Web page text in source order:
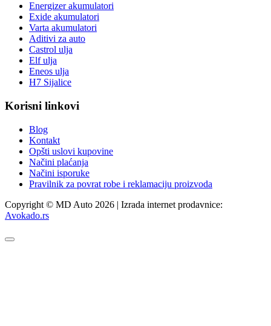
Energizer akumulatori
Exide akumulatori
Varta akumulatori
Aditivi za auto
Castrol ulja
Elf ulja
Eneos ulja
H7 Sijalice
Korisni linkovi
Blog
Kontakt
Opšti uslovi kupovine
Načini plaćanja
Načini isporuke
Pravilnik za povrat robe i reklamaciju proizvoda
Copyright © MD Auto 2026 | Izrada internet prodavnice:
Avokado.rs